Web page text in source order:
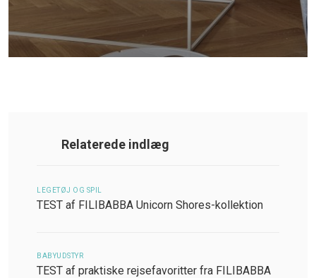
Relaterede indlæg
LEGETØJ OG SPIL
TEST af FILIBABBA Unicorn Shores-kollektion
BABYUDSTYR
TEST af praktiske rejsefavoritter fra FILIBABBA